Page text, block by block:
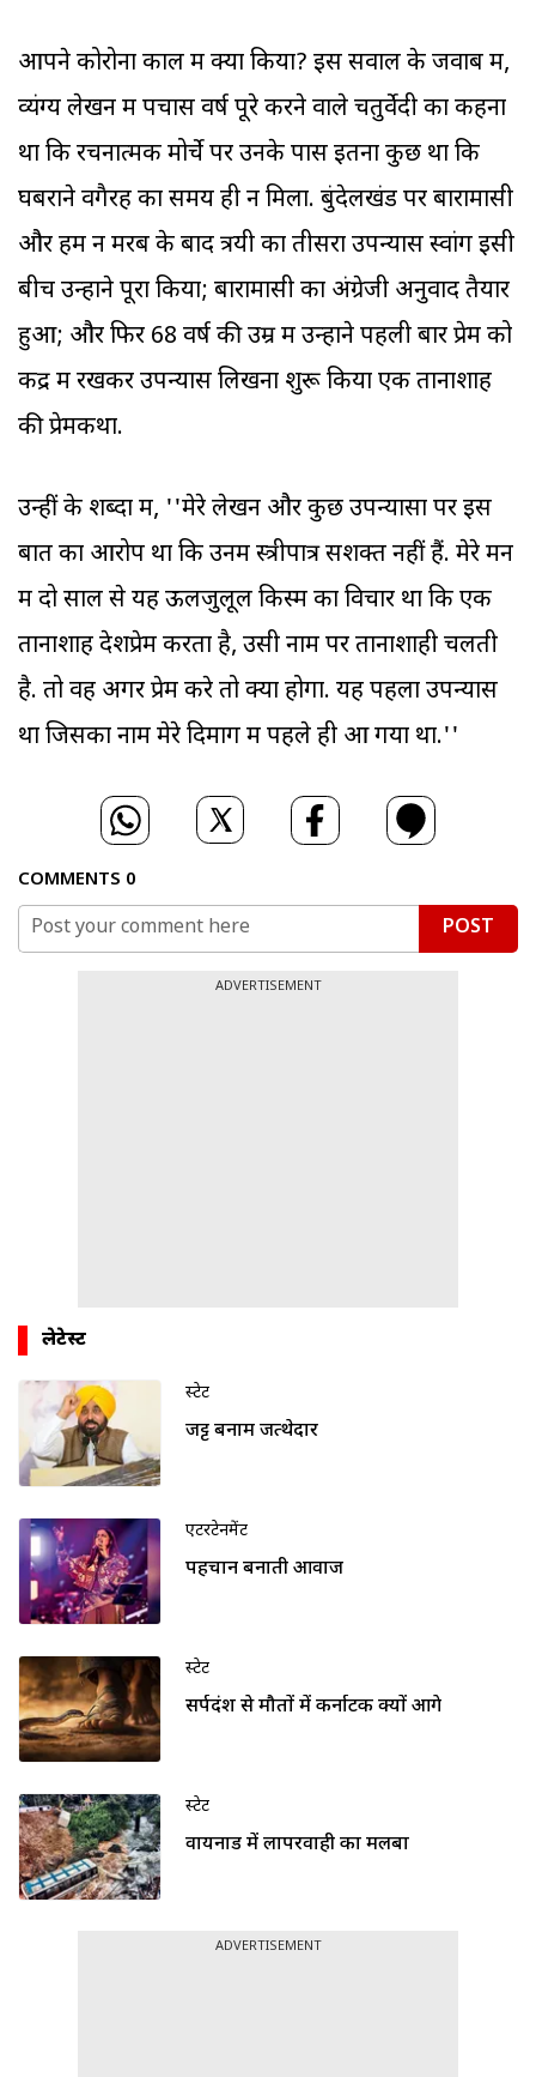
आपने कोरोना काल में क्या किया? इस सवाल के जवाब में,
व्यंग्य लेखन में पचास वर्ष पूरे करने वाले चतुर्वेदी का कहना
था कि रचनात्मक मोर्चे पर उनके पास इतना कुछ था कि
घबराने वगैरह का समय ही न मिला. बुंदेलखंड पर बारामासी
और हम न मरब के बाद त्रयी का तीसरा उपन्यास स्वांग इसी
बीच उन्होंने पूरा किया; बारामासी का अंग्रेजी अनुवाद तैयार
हुआ; और फिर 68 वर्ष की उम्र में उन्होंने पहली बार प्रेम को
केंद्र में रखकर उपन्यास लिखना शुरू किया एक तानाशाह
की प्रेमकथा.
उन्हीं के शब्दों में, ''मेरे लेखन और कुछ उपन्यासों पर इस
बात का आरोप था कि उनमें स्त्रीपात्र सशक्त नहीं हैं. मेरे मन
में दो साल से यह ऊलजुलूल किस्म का विचार था कि एक
तानाशाह देशप्रेम करता है, उसी नाम पर तानाशाही चलती
है. तो वह अगर प्रेम करे तो क्या होगा. यह पहला उपन्यास
था जिसका नाम मेरे दिमाग में पहले ही आ गया था.''
COMMENTS 0
POST
ADVERTISEMENT
लेटेस्ट
स्टेट
जट्ट बनाम जत्थेदार
एंटरटेनमेंट
पहचान बनाती आवाज
स्टेट
सर्पदंश से मौतों में कर्नाटक क्यों आगे
स्टेट
वायनाड में लापरवाही का मलबा
ADVERTISEMENT